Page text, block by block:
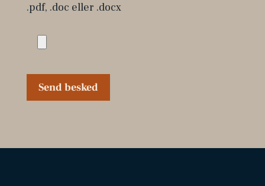
.pdf, .doc eller .docx
Send besked